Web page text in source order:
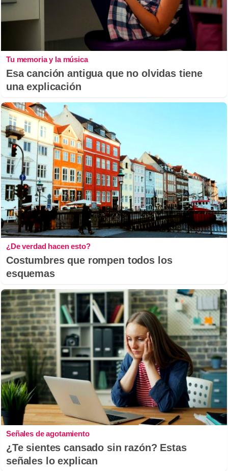
Tu memoria y la música
Esa canción antigua que no olvidas tiene
una explicación
¿De verdad hacen esto?
Costumbres que rompen todos los
esquemas
Señales de agotamiento
¿Te sientes cansado sin razón? Estas
señales lo explican